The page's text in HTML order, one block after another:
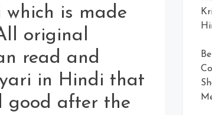
is made
original
read and
in Hindi that
good after the